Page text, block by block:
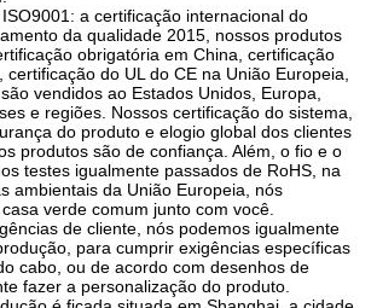
a certificação internacional do
da qualidade 2015, nossos produtos
obrigatória em China, certificação
certificação do UL do CE na União Europeia,
vendidos ao Estados Unidos, Europa,
e regiões. Nossos certificação do sistema,
do produto e elogio global dos clientes
produtos são de confiança. Além, o fio e o
testes igualmente passados de RoHS, na
ambientais da União Europeia, nós
verde comum junto com você.
de cliente, nós podemos igualmente
para cumprir exigências específicas
cabo, ou de acordo com desenhos de
fazer a personalização do produto.